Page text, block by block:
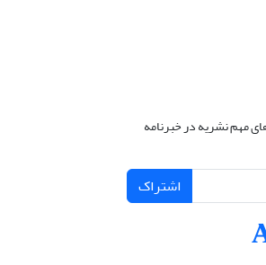
مهم نشریه در خبرنامه
اشتراک